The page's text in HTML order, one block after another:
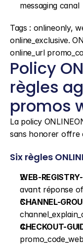
messaging canal
Tags : onlineonly,
online_exclusive.
online_url
Policy
règles
promos
La policy
sans honorer offre
Six règles
WEB-
avant réponse
CHANNEL-
CHECKOUT-